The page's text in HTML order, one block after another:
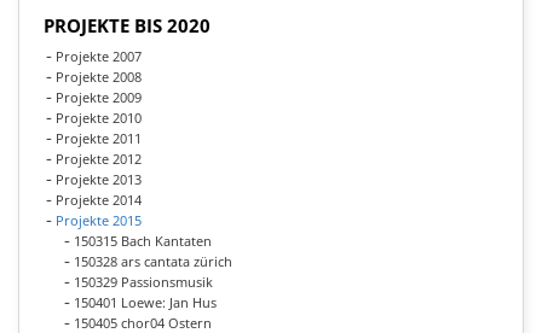
PROJEKTE BIS 2020
Projekte 2007
Projekte 2008
Projekte 2009
Projekte 2010
Projekte 2011
Projekte 2012
Projekte 2013
Projekte 2014
Projekte 2015
150315 Bach Kantaten
150328 ars cantata zürich
150329 Passionsmusik
150401 Loewe: Jan Hus
150405 chor04 Ostern